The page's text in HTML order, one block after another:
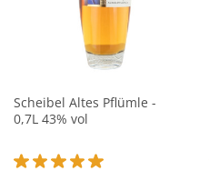
Scheibel Altes Pflümle -
0,7L 43% vol